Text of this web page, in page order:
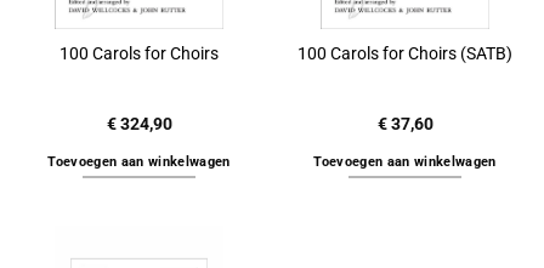
100 Carols for Choirs
€324,90
Toevoegen aan winkelwagen
100 Carols for Choirs (SATB)
€37,60
Toevoegen aan winkelwagen